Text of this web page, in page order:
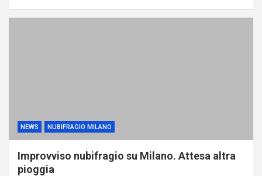
NEWS NUBIFRAGIO MILANO
Improvviso nubifragio su Milano. Attesa altra
pioggia